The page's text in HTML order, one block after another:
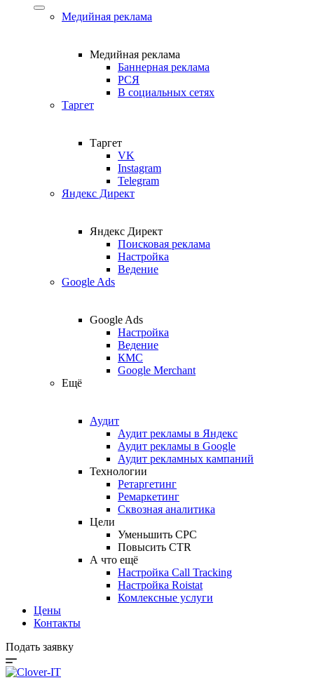
Медийная реклама
Медийная реклама
Баннерная реклама
РСЯ
В социальных сетях
Таргет
Таргет
VK
Instagram
Telegram
Яндекс Директ
Яндекс Директ
Поисковая реклама
Настройка
Ведение
Google Ads
Google Ads
Настройка
Ведение
КМС
Google Merchant
Ещё
Аудит
Аудит рекламы в Яндекс
Аудит рекламы в Google
Аудит рекламных кампаний
Технологии
Ретаргетинг
Ремаркетинг
Сквозная аналитика
Цели
Уменьшить CPC
Повысить CTR
А что ещё
Настройка Call Tracking
Настройка Roistat
Комлексные услуги
Цены
Контакты
Подать заявку